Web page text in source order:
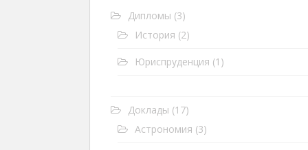
Дипломы (3)
История (2)
Юриспруденция (1)
Доклады (17)
Астрономия (3)